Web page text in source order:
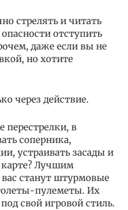
стрелять и читать
отступить
даже если вы не
но хотите
через действие.
перестрелки, в
соперника,
устраивать засады и
Лучшим
станут штурмовые
пулеметы. Их
свой игровой стиль.